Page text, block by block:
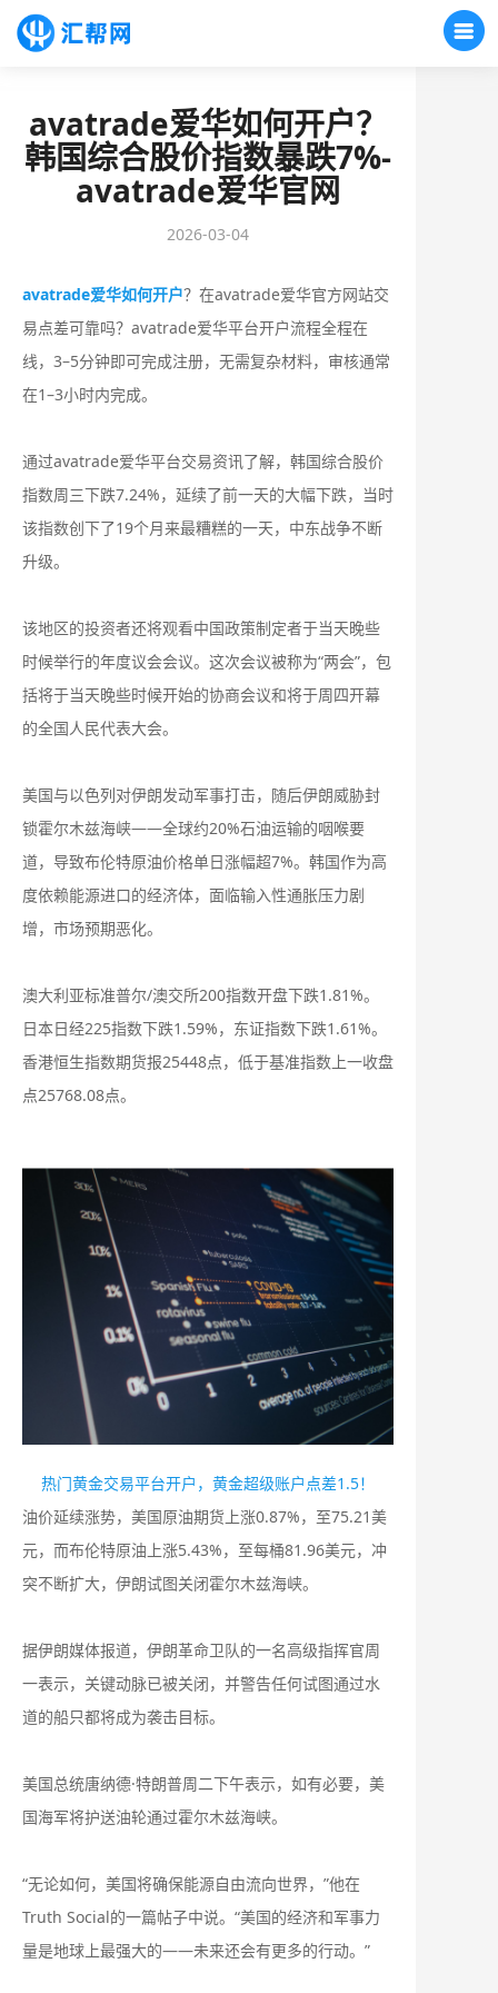
avatrade爱华如何开户？
韩国综合股价指数暴跌7%-
avatrade爱华官网
2026-03-04
avatrade爱华如何开户？在avatrade爱华官方网站交
易点差可靠吗？‌‌‌avatrade爱华平台开户流程全程在
线，‌3–5分钟即可完成注册‌，无需复杂材料，审核通常
在1–3小时内完成。
通过avatrade爱华平台交易资讯了解，韩国综合股价
指数周三下跌7.24%，延续了前一天的大幅下跌，当时
该指数创下了19个月来最糟糕的一天，中东战争不断
升级。
该地区的投资者还将观看中国政策制定者于当天晚些
时候举行的年度议会会议。这次会议被称为“两会”，包
括将于当天晚些时候开始的协商会议和将于周四开幕
的全国人民代表大会。
美国与以色列对伊朗发动军事打击，随后伊朗威胁封
锁霍尔木兹海峡——全球约20%石油运输的咽喉要
道，导致布伦特原油价格单日涨幅超7%。韩国作为高
度依赖能源进口的经济体，面临输入性通胀压力剧
增，市场预期恶化。
澳大利亚标准普尔/澳交所200指数开盘下跌1.81%。
日本日经225指数下跌1.59%，东证指数下跌1.61%。
香港恒生指数期货报25448点，低于基准指数上一收盘
点25768.08点。
热门黄金交易平台开户，黄金超级账户点差1.5！
油价延续涨势，美国原油期货上涨0.87%，至75.21美
元，而布伦特原油上涨5.43%，至每桶81.96美元，冲
突不断扩大，伊朗试图关闭霍尔木兹海峡。
据伊朗媒体报道，伊朗革命卫队的一名高级指挥官周
一表示，关键动脉已被关闭，并警告任何试图通过水
道的船只都将成为袭击目标。
美国总统唐纳德·特朗普周二下午表示，如有必要，美
国海军将护送油轮通过霍尔木兹海峡。
“无论如何，美国将确保能源自由流向世界，”他在
Truth Social的一篇帖子中说。“美国的经济和军事力
量是地球上最强大的——未来还会有更多的行动。”